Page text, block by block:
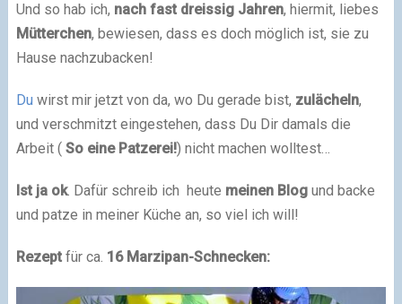
Und so hab ich, nach fast dreissig Jahren, hiermit, liebes
Mütterchen, bewiesen, dass es doch möglich ist, sie zu
Hause nachzubacken!
Du wirst mir jetzt von da, wo Du gerade bist, zulächeln,
und verschmitzt eingestehen, dass Du Dir damals die
Arbeit ( So eine Patzerei!) nicht machen wolltest…
Ist ja ok. Dafür schreib ich heute meinen Blogund backe
und patze in meiner Küche an, so viel ich will!
Rezeptfür ca. 16 Marzipan-Schnecken: